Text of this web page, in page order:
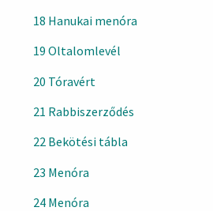
18 Hanukai menóra
19 Oltalomlevél
20 Tóravért
21 Rabbiszerződés
22 Bekötési tábla
23 Menóra
24 Menóra